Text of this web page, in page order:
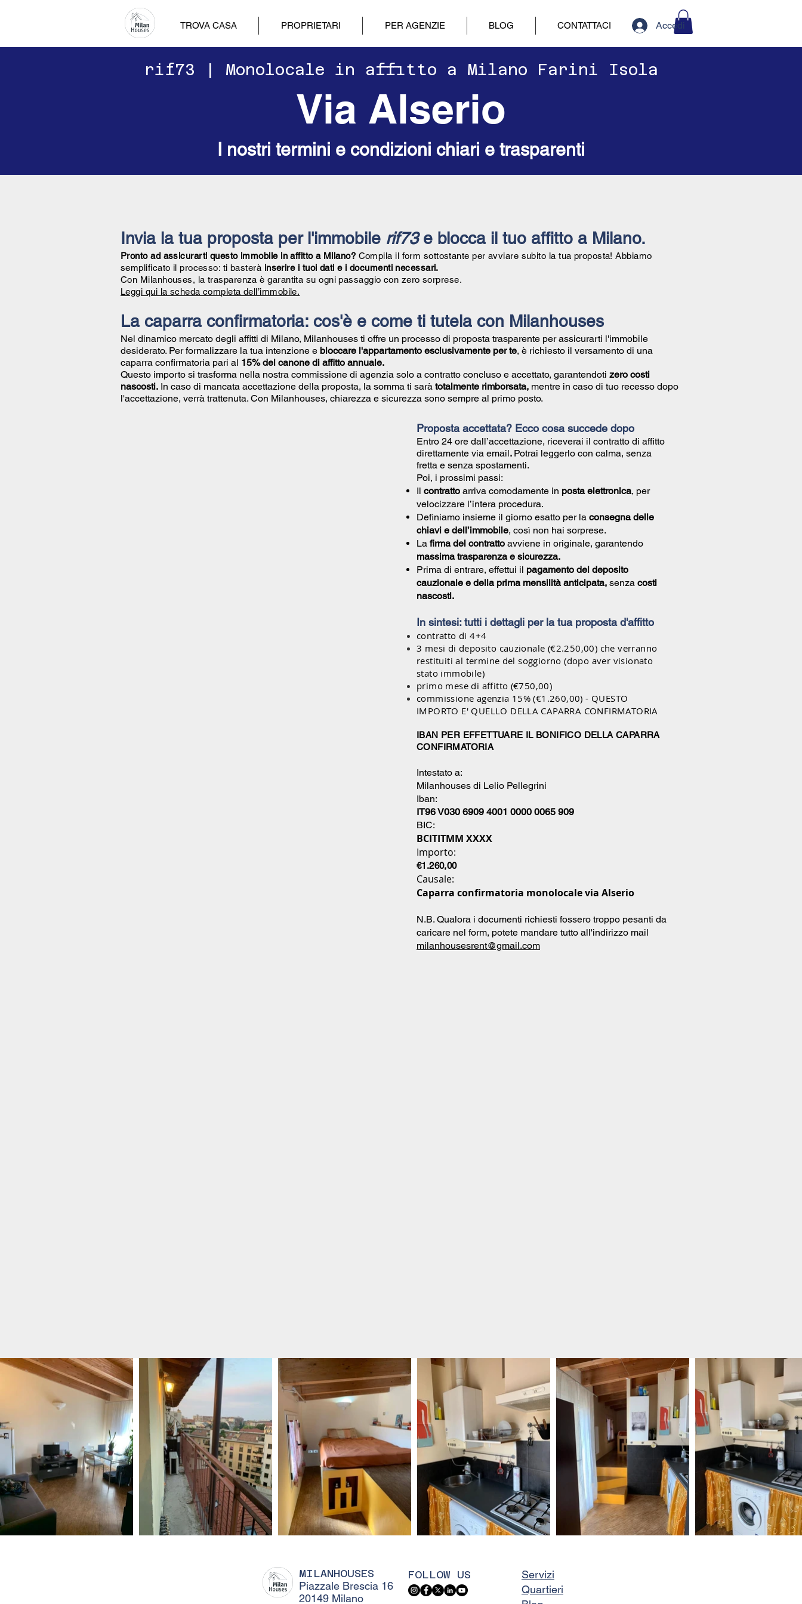
TROVA CASA PROPRIETARI PER AGENZIE BLOG CONTATTACI Accedi
​​rif73 | Monolocale in affitto a Milano Farini Isola
Via Alserio
I nostri termini e condizioni chiari e trasparenti
Invia la tua proposta per l'immobile rif73e blocca il tuo affitto a Milano.
Pronto ad assicurarti questo immobile in affitto a Milano? Compila il form sottostante per avviare subito la tua proposta! Abbiamo
semplificato il processo: ti basterà inserire i tuoi dati e i documenti necessari.
Con Milanhouses, la trasparenza è garantita su ogni passaggio con zero sorprese.
Leggi qui la scheda completa dell’immobile.
La caparra confirmatoria: cos'è e come ti tutela con Milanhouses
Nel dinamico mercato degli affitti di Milano, Milanhouses ti offre un processo di proposta trasparente per assicurarti l'immobile
desiderato. Per formalizzare la tua intenzione e bloccare l'appartamento esclusivamente per te, è richiesto il versamento di una
caparra confirmatoria pari al 15% del canone di affitto annuale.
Questo importo si trasforma nella nostra commissione di agenzia solo a contratto concluso e accettato, garantendoti zero costi
nascosti. In caso di mancata accettazione della proposta, la somma ti sarà totalmente rimborsata, mentre in caso di tuo recesso dopo
l'accettazione, verrà trattenuta. Con Milanhouses, chiarezza e sicurezza sono sempre al primo posto.
Proposta accettata? Ecco cosa succede dopo
Entro 24 ore dall’accettazione, riceverai il contratto di affitto
direttamente via email. Potrai leggerlo con calma, senza
fretta e senza spostamenti.
Poi, i prossimi passi:
Il contratto arriva comodamente in posta elettronica, per
velocizzare l’intera procedura.
Definiamo insieme il giorno esatto per la consegna delle
chiavi e dell’immobile, così non hai sorprese.
La firma del contratto avviene in originale, garantendo
massima trasparenza e sicurezza.
Prima di entrare, effettui il pagamento del deposito
cauzionale e della prima mensilità anticipata, senza costi
nascosti.
In sintesi: tutti i dettagli per la tua proposta d'affitto
contratto di 4+4
3 mesi di deposito cauzionale (€2.250,00) che verranno
restituiti al termine del soggiorno (dopo aver visionato
stato immobile)
primo mese di affitto (€750,00)
commissione agenzia 15% (€1.260,00) - QUESTO
IMPORTO E' QUELLO DELLA CAPARRA CONFIRMATORIA
IBAN PER EFFETTUARE IL BONIFICO DELLA CAPARRA
CONFIRMATORIA
Intestato a:
Milanhouses di Lelio Pellegrini
Iban:
IT96 V030 6909 4001 0000 0065 909
BIC:
BCITITMM XXXX
Importo:
€1.260,00
Causale:
Caparra confirmatoria monolocale via Alserio
N.B. Qualora i documenti richiesti fossero troppo pesanti da
caricare nel form, potete mandare tutto all'indirizzo mail
milanhousesrent@gmail.com
MILANHOUSES
Piazzale Brescia 16
20149 Milano
FOLLOW US
Servizi
Quartieri